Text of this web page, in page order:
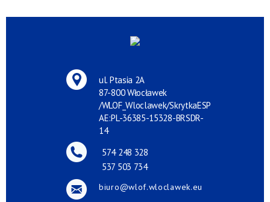
ul. Ptasia 2A
87-800 Włocławek
/WLOF_Wloclawek/SkrytkaESP
AE:PL-36385-15328-BRSDR-
14
574 248 328
537 503 734
biuro@wlof.wloclawek.eu